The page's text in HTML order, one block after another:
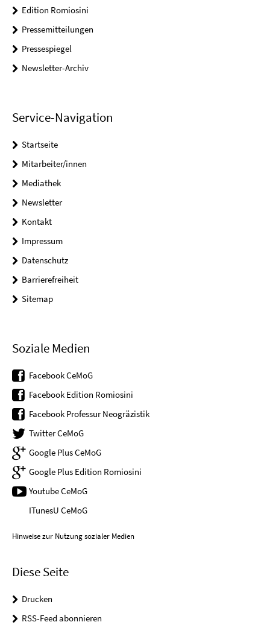
Edition Romiosini
Pressemitteilungen
Pressespiegel
Newsletter-Archiv
Service-Navigation
Startseite
Mitarbeiter/innen
Mediathek
Newsletter
Kontakt
Impressum
Datenschutz
Barrierefreiheit
Sitemap
Soziale Medien
Facebook CeMoG
Facebook Edition Romiosini
Facebook Professur Neogräzistik
Twitter CeMoG
Google Plus CeMoG
Google Plus Edition Romiosini
Youtube CeMoG
ITunesU CeMoG
Hinweise zur Nutzung sozialer Medien
Diese Seite
Drucken
RSS-Feed abonnieren